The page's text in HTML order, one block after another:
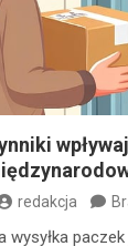
redakcja
wysyłka